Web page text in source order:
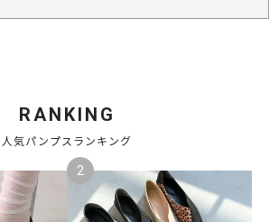
RANKING
人気パンプスランキング